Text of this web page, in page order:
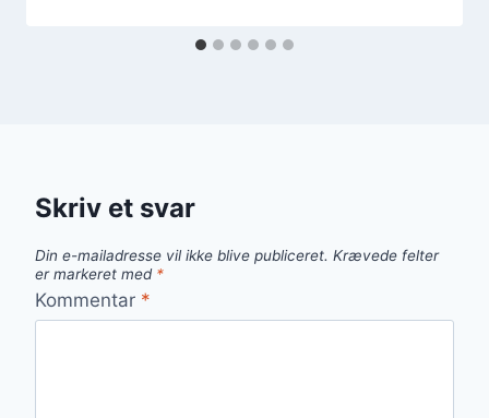
Skriv et svar
Din e-mailadresse vil ikke blive publiceret. Krævede felter
er markeret med *
Kommentar *